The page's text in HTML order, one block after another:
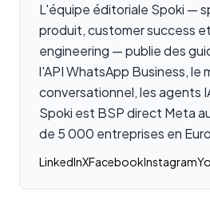
L'équipe éditoriale Spoki —
produit, customer success
engineering — publie des
l'API WhatsApp Business, le
conversationnel, les agents
Spoki est BSP direct Meta
de 5 000 entreprises en
LinkedInXFacebookInstagram